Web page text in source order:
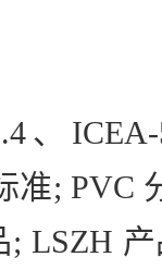
、
准; PVC
; LSZH